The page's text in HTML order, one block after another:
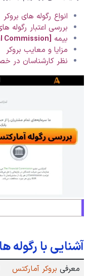
انواع رگوله های بروکر
بررسی اعتبار رگوله
بیمه [Financial Commission]
مزایا و معایب بروکر
نظر کارشناسان در
آشنایی با رگوله
معرفی بروکر آمارکتس